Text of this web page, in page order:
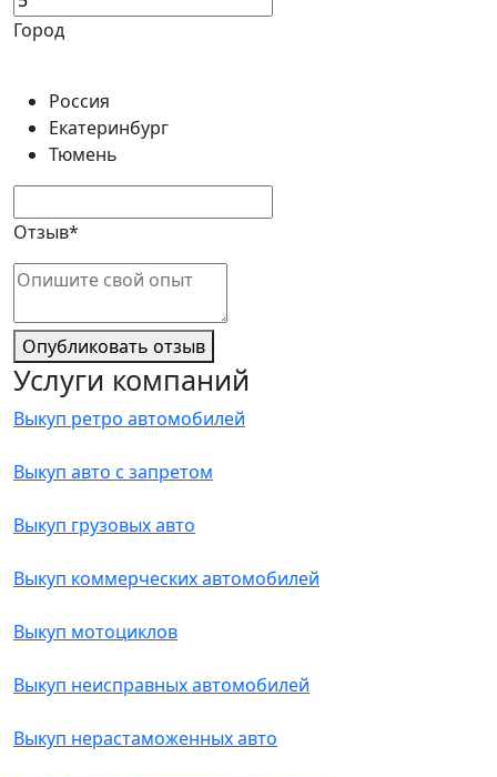
Город
Россия
Екатеринбург
Тюмень
Отзыв*
Опубликовать отзыв
Услуги компаний
Выкуп ретро автомобилей
Выкуп авто с запретом
Выкуп грузовых авто
Выкуп коммерческих автомобилей
Выкуп мотоциклов
Выкуп неисправных автомобилей
Выкуп нерастаможенных авто